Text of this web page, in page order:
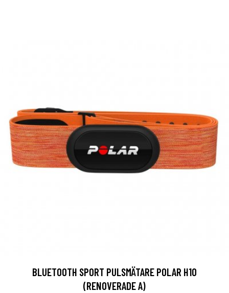
BLUETOOTH SPORT PULSMÄTARE POLAR H10
(RENOVERADE A)